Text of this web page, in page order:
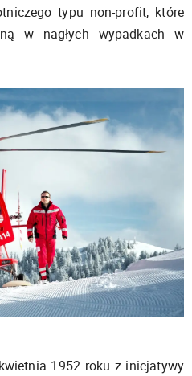
typu non-profit, które
w nagłych wypadkach w
1952 roku z inicjatywy